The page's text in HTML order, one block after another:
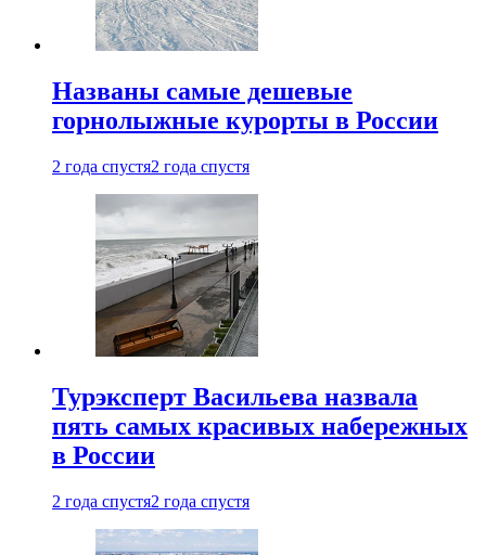
Названы самые дешевые
горнолыжные курорты в России
2 года спустя2 года спустя
Турэксперт Васильева назвала
пять самых красивых набережных
в России
2 года спустя2 года спустя